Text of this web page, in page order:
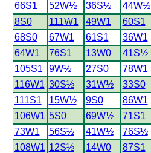
66S1
52W½ 36S½ 44W½
8S0
111W1 49W1 60S1
68S0
67W1 61S1 36W1
64W1
76S1 13W0 41S½
105S1
9W½ 27S0 78W1
116W1 30S½ 31W½ 33S0
111S1
15W½ 9S0 86W1
106W1 5S0 69W½ 71S1
73W1
56S½ 41W½ 76S½
108W1 12S½ 14W0 87S1